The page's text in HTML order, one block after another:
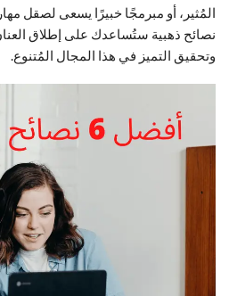
نصائح ذهبية ستُساعدك على إطلاق العنان
وتحقيق التميز في هذا المجال المُتنوع.